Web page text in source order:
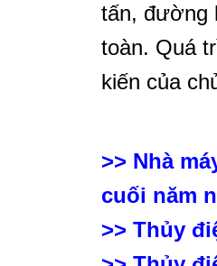
tấn, đường
toàn. Quá
kiến của
>> Nhà
cuối năm
>> Thủy